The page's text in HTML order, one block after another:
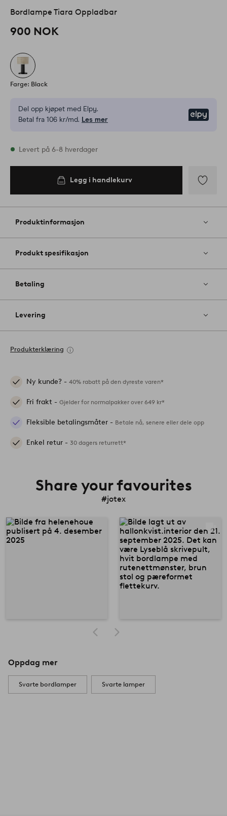
Bordlampe Tiara Oppladbar
900 NOK
Farge: Black
Del opp kjøpet med Elpy.
Betal fra 106 kr/md. Les mer
På lager
Levert på 6-8 hverdager
Legg i handlekurv
til
Produktinformasjon
Produkt spesifikasjon
Betaling
Levering
Produkterklæring
Ny kunde? - 40% rabatt på den dyreste varen*
Fri frakt - Gjelder for normalpakker over 649 kr*
Fleksible betalingsmåter - Betale nå, senere eller dele opp
Enkel retur - 30 dagers returrett*
Share your favourites
#jotex
Oppdag mer
Svarte bordlamper Svarte lamper